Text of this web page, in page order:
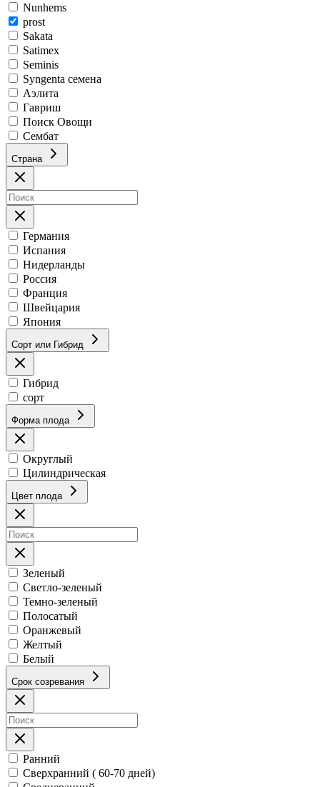
Nunhems
prost
Sakata
Satimex
Seminis
Syngenta семена
Аэлита
Гавриш
Поиск Овощи
Сембат
Страна
Германия
Испания
Нидерланды
Россия
Франция
Швейцария
Япония
Сорт или Гибрид
Гибрид
сорт
Форма плода
Округлый
Цилиндрическая
Цвет плода
Зеленый
Светло-зеленый
Темно-зеленый
Полосатый
Оранжевый
Желтый
Белый
Срок созревания
Ранний
Сверхранний ( 60-70 дней)